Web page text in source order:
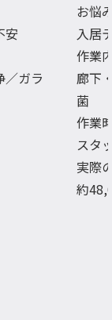
安
／ガラ
お悩
入居
作業
廊下
菌
作業
スタ
実際
約